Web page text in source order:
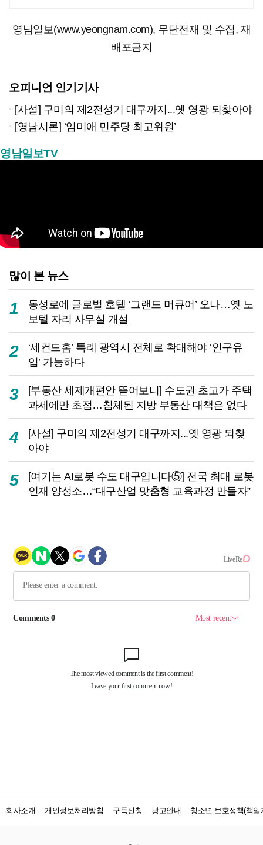
영남일보(www.yeongnam.com), 무단전재 및 수집, 재
배포금지
오피니언 인기기사
[사설] 구미의 제2전성기 대구까지...옛 영광 되찾아야
[영남시론] ‘임미애 민주당 최고위원’
영남일보TV
많이 본 뉴스
1
동성로에 글로벌 호텔 ‘그랜드 머큐어’ 오나…옛 노
보텔 자리 사무실 개설
2
‘세컨드홈’ 특례 광역시 전체로 확대해야 ‘인구유
입’ 가능하다
3
[부동산 세제개편안 뜯어보니] 수도권 초고가 주택
과세에만 초점…침체된 지방 부동산 대책은 없다
4
[사설] 구미의 제2전성기 대구까지...옛 영광 되찾
아야
5
[여기는 AI로봇 수도 대구입니다⑤] 전국 최대 로봇
인재 양성소…“대구산업 맞춤형 교육과정 만들자”
회사소개 개인정보처리방침 구독신청 광고안내 청소년 보호정책(책임